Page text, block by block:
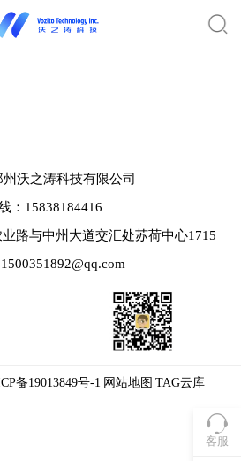
客服
沃之涛科技有限公司
：15838184416
路与中州大道交汇处苏荷中心1715
备19013849号-1 网站地图 TAG云库